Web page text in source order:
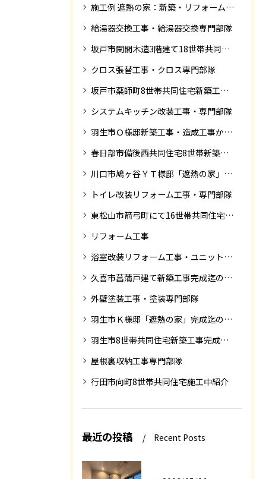
施工例 遮熱の家：新築・リフォーム ドローンにて空撮
給湯器交換工事・給湯器交換専門部隊
坂戸市関間木造3階建て18世帯共同住宅の完成迄紹介
クロス張替工事・クロス専門部隊
坂戸市薬師町8世帯共同住宅新築工事完成迄の紹介です
システムキッチン改装工事・専門部隊
羽生市Ｏ様邸新築工事・造成工事から住宅完成までの紹介
春日部市備後西共同住宅8世帯新築工事完成迄の紹介です。
川口市鳩ヶ谷ＹＴ様邸「遮熱の家」工事状況
トイレ改装リフォーム工事・専門部隊
東松山市箭弓町にて16世帯共同住宅新築工事完成迄の紹介です。
リフォーム工事
浴室改装リフォーム工事・ユニットバス専門部隊
久喜市菖蒲戸建て新築工事完成迄の紹介
外壁塗装工事・塗装専門部隊
羽生市Ｋ様邸「遮熱の家」完成迄の紹介です
羽生市8世帯共同住宅新築工事完成迄の紹介
屋根裏収納工事専門部隊
行田市向町8世帯共同住宅施工中紹介
最近の投稿 Recent Posts